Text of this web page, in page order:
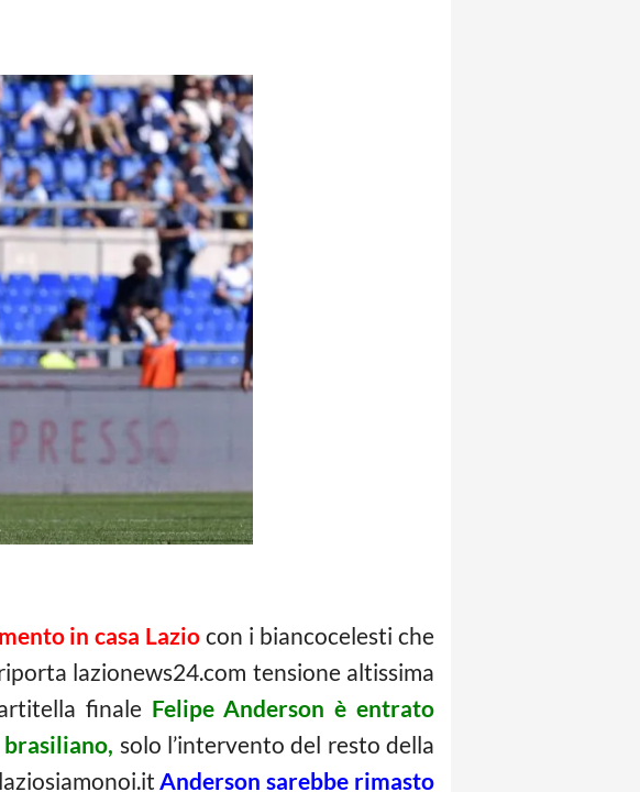
in casa Laziocon i biancocelesti che
lazionews24.com tensione altissima
finale Felipe Anderson è entrato
solo l’intervento del resto della
Anderson sarebbe rimasto